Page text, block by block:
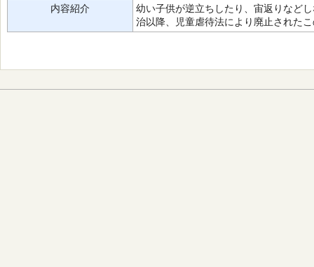
内容紹介
幼い子供が逆立ちしたり、宙返りなど
治以降、児童虐待法により廃止された